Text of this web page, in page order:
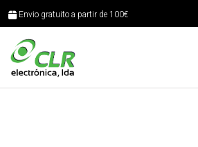
Envio gratuito a partir de 100€